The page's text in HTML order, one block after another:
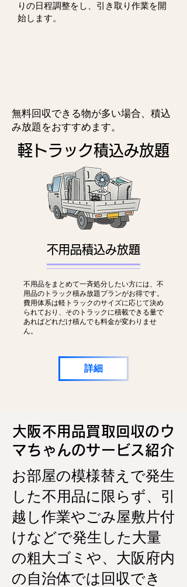
りの日程調整をし、 引き取り作業を開
始します。
無料回収できる物が多い場合、積込
み放題をおすすめます。
​軽トラック積込み放題
不用品積込み放題
不用品をまとめて一斉処分したい方には、不
用品のトラック積み放題プランがお得です。
費用体系は軽トラックのサイズに応じて決め
られており、そのトラックに積載できる量で
あればどれだけ積んでも料金が変わりませ
ん。
詳細
大阪不用品買取回収のウ
マちゃんのサービス紹介
お部屋の模様替えで発生
した不用品に限らず、引
越し作業やごみ屋敷片付
けなどで発生した大量
の粗大ゴミや、大阪府内
の自治体では回収でき